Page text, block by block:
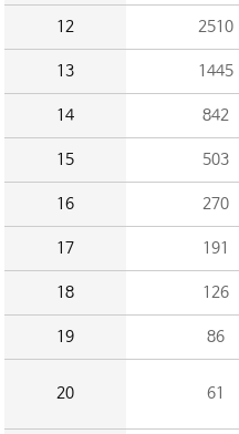
12 2510
13 1445
14 842
15 503
16 270
17 191
18 126
19 86
20 61